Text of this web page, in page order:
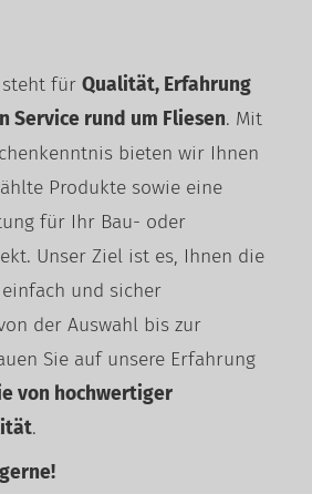
für Qualität, Erfahrung
Service rund um Fliesen. Mit
bieten wir Ihnen
Produkte sowie eine
für Ihr Bau- oder
Unser Ziel ist es, Ihnen die
und sicher
der Auswahl bis zur
Sie auf unsere Erfahrung
von hochwertiger
.